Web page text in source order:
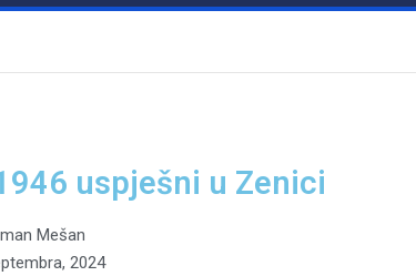
uspješni u Zenici
Mešan
2024